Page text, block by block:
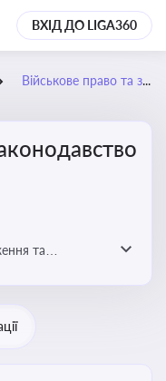
ВХІД ДО LIGA360
Військове право та законодавство
та